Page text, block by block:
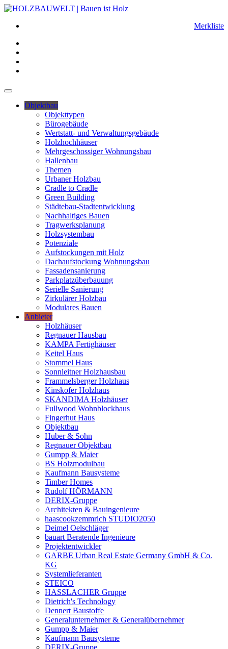
Merkliste
Objektbau
Objekttypen
Bürogebäude
Wertstatt- und Verwaltungsgebäude
Holzhochhäuser
Mehrgeschossiger Wohnungsbau
Hallenbau
Themen
Urbaner Holzbau
Cradle to Cradle
Green Building
Städtebau-Stadtentwicklung
Nachhaltiges Bauen
Tragwerksplanung
Holzsystembau
Potenziale
Aufstockungen mit Holz
Dachaufstockung Wohnungsbau
Fassadensanierung
Parkplatzüberbauung
Serielle Sanierung
Zirkulärer Holzbau
Modulares Bauen
Anbieter
Holzhäuser
Regnauer Hausbau
KAMPA Fertighäuser
Keitel Haus
Stommel Haus
Sonnleitner Holzhausbau
Frammelsberger Holzhaus
Kinskofer Holzhaus
SKANDIMA Holzhäuser
Fullwood Wohnblockhaus
Fingerhut Haus
Objektbau
Huber & Sohn
Regnauer Objektbau
Gumpp & Maier
BS Holzmodulbau
Kaufmann Bausysteme
Timber Homes
Rudolf HÖRMANN
DERIX-Gruppe
Architekten & Bauingenieure
haascookzemmrich STUDIO2050
Deimel Oelschläger
bauart Beratende Ingenieure
Projektentwickler
GARBE Urban Real Estate Germany GmbH & Co.
KG
Systemlieferanten
STEICO
HASSLACHER Gruppe
Dietrich's Technology
Dennert Baustoffe
Generalunternehmer & Generalübernehmer
Gumpp & Maier
Kaufmann Bausysteme
DERIX-Gruppe